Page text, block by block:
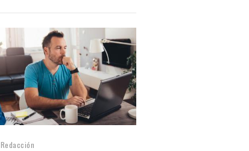
Redacción